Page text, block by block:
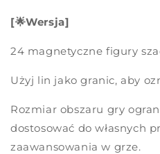
[🌟Wersja]
24 magnetyczne figury
Użyj lin jako granic, aby
Rozmiar obszaru gry
dostosować do własnych
zaawansowania w grze.